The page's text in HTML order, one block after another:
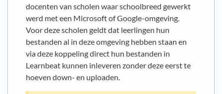
docenten van scholen waar schoolbreed gewerkt
werd met een Microsoft of Google-omgeving.
Voor deze scholen geldt dat leerlingen hun
bestanden al in deze omgeving hebben staan en
via deze koppeling direct hun bestanden in
Learnbeat kunnen inleveren zonder deze eerst te
hoeven down- en uploaden.